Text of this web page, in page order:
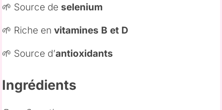
🌱 Source deselenium
🌱 Riche envitamines B et D
🌱 Source d’antioxidants
Ingrédients